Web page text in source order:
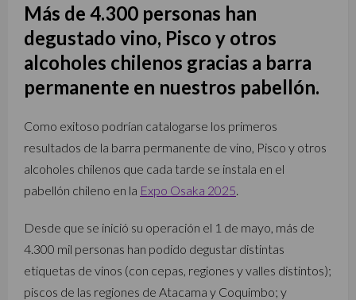
Más de 4.300 personas han
degustado vino, Pisco y otros
alcoholes chilenos gracias a barra
permanente en nuestros pabellón.
Como exitoso podrían catalogarse los primeros
resultados de la barra permanente de vino, Pisco y otros
alcoholes chilenos que cada tarde se instala en el
pabellón chileno en la Expo Osaka 2025
Desde que se inició su operación el 1 de mayo, más de
4.300 mil personas han podido degustar distintas
etiquetas de vinos (con cepas, regiones y valles distintos);
piscos de las regiones de Atacama y Coquimbo; y